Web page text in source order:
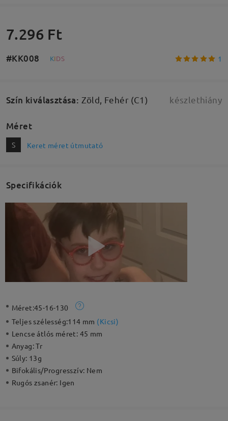
7.296 Ft
#KK008 KIDS 1
Szín kiválasztása: Zöld, Fehér (C1) készlethiány
Méret
S Keret méret útmutató
Specifikációk
Méret:45-16-130
Teljes szélesség:114 mm (Kicsi)
Lencse átlós méret: 45 mm
Anyag:Tr
Súly: 13g
Bifokális/Progresszív: Nem
Rugós zsanér: Igen